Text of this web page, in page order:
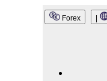
QNB Invest
Forex